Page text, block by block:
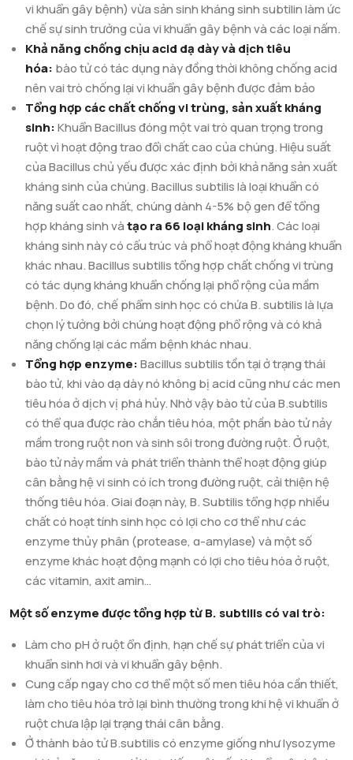
vi khuẩn gây bệnh) vừa sản sinh kháng sinh subtilin làm ức
chế sự sinh trưởng của vi khuẩn gây bệnh và các loại nấm.
Khả năng chống chịu acid dạ dày và dịch tiêu
hóa: bào tử có tác dụng này đồng thời không chống acid
nên vai trò chống lại vi khuẩn gây bệnh được đảm bảo
Tổng hợp các chất chống vi trùng, sản xuất kháng
sinh:Khuẩn Bacillus đóng một vai trò quan trọng trong
ruột vì hoạt động trao đổi chất cao của chúng. Hiệu suất
của Bacillus chủ yếu được xác định bởi khả năng sản xuất
kháng sinh của chúng. Bacillus subtilis là loại khuẩn có
năng suất cao nhất, chúng dành 4-5% bộ gen để tổng
hợp kháng sinh vàtạo ra 66 loại kháng sinh. Các loại
kháng sinh này có cấu trúc và phổ hoạt động kháng khuẩn
khác nhau. Bacillus subtilis tổng hợp chất chống vi trùng
có tác dụng kháng khuẩn chống lại phổ rộng của mầm
bệnh. Do đó, chế phẩm sinh học có chứa B. subtilis là lựa
chọn lý tưởng bởi chúng hoạt động phổ rộng và có khả
năng chống lại các mầm bệnh khác nhau.
Tổng hợp enzyme:Bacillus subtilis tồn tại ở trạng thái
bào tử, khi vào dạ dày nó không bị acid cũng như các men
tiêu hóa ở dịch vị phá hủy. Nhờ vậy bào tử của B.subtilis
có thể qua được rào chắn tiêu hóa, một phần bào tử nảy
mầm trong ruột non và sinh sôi trong đường ruột. Ở ruột,
bào tử nảy mầm và phát triển thành thể hoạt động giúp
cân bằng hệ vi sinh có ích trong đường ruột, cải thiện hệ
thống tiêu hóa. Giai đoạn này, B. Subtilis tổng hợp nhiều
chất có hoạt tính sinh học có lợi cho cơ thể như các
enzyme thủy phân (protease, α-amylase) và một số
enzyme khác hoạt động mạnh có lợi cho tiêu hóa ở ruột,
các vitamin, axit amin…
Một số enzyme được tổng hợp từ B. subtilis có vai trò:
Làm cho pH ở ruột ổn định, hạn chế sự phát triển của vi
khuẩn sinh hơi và vi khuẩn gây bệnh.
Cung cấp ngay cho cơ thể một số men tiêu hóa cần thiết,
làm cho tiêu hóa trở lại bình thường trong khi hệ vi khuẩn ở
ruột chưa lập lại trạng thái cân bằng.
Ở thành bào tử B.subtilis có enzyme giống như lysozyme